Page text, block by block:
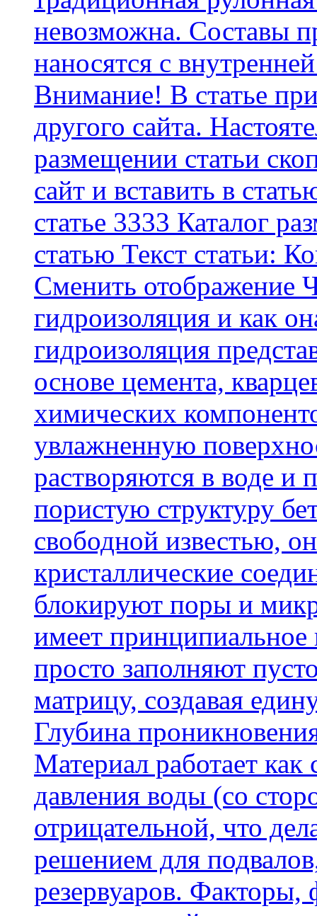
невозможна. Составы
наносятся с
Внимание! В статье
другого сайта.
размещении статьи
сайт и вставить в
статье 3333 Каталог
статью Текст статьи:
Cменить отображение
гидроизоляция и как
гидроизоляция
основе цемента,
химических
увлажненную
растворяются в воде и
пористую структуру
свободной известью,
кристаллические
блокируют поры и
имеет
просто заполняют
матрицу, создавая
Глубина
Материал работает
давления воды (со
отрицательной, что
решением для
резервуаров.